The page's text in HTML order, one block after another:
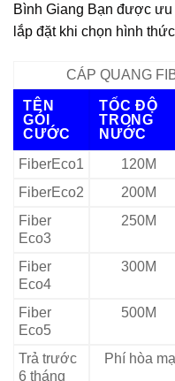
Bình Giang Bạn được
lắp đặt khi chọn hình
CÁP QUANG
TÊN
GÓI
CƯỚC
TỐC ĐỘ
TRONG
NƯỚC
FiberEco1
120M
FiberEco2
200M
Fiber
Eco3
250M
Fiber
Eco4
300M
Fiber
Eco5
500M
Trả trước
6 tháng
Phí hòa